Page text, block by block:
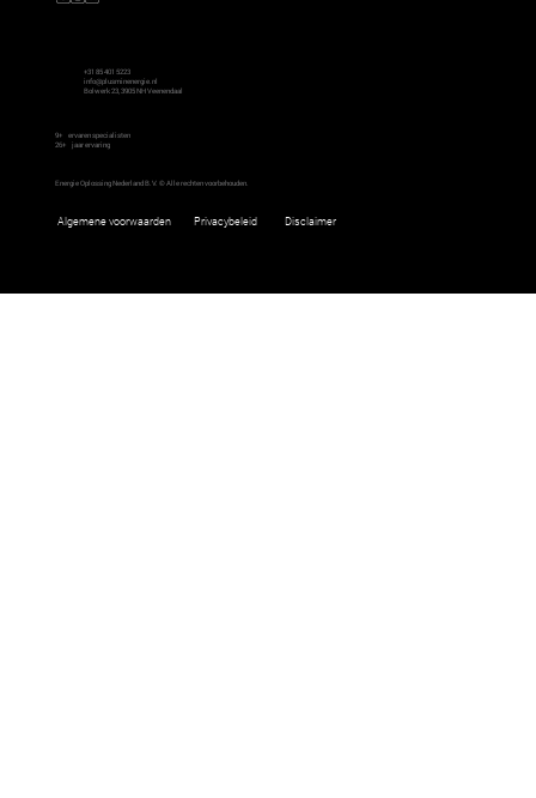
9+ ervaren specialisten
+31 85 401 5223
info@plusminenergie.nl
Bolwerk 23, 3905 NH Veenendaal
26+ jaar ervaring
Energie Oplossing Nederland B.V. © Alle rechten voorbehouden.
Algemene voorwaarden Privacybeleid Disclaimer